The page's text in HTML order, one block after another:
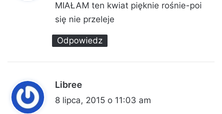
z
:
MIAŁAM ten kwiat pięknie rośnie-poi
się nie przeleje
Odpowiedz
Libree
8 lipca, 2015 o 11:03 am